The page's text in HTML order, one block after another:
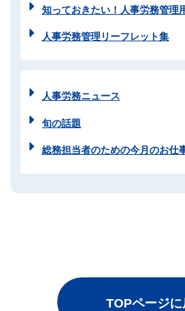
知っておきたい！人事労務管理
人事労務管理リーフレット集
人事労務ニュース
旬の話題
総務担当者のための今月のお仕
TOPページに